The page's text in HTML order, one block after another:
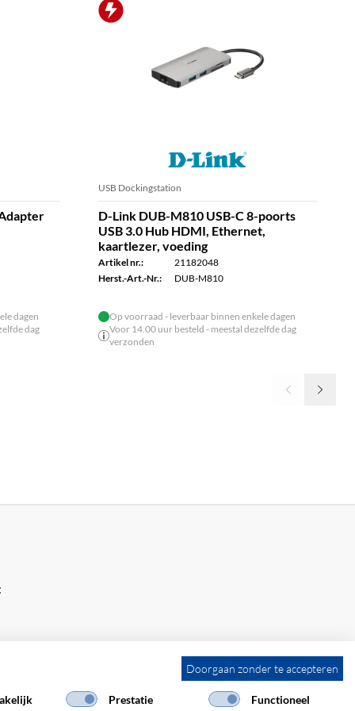
dagen
dag
USB Dockingstation
D-Link DUB-M810 USB-C 8-poorts
USB 3.0 Hub HDMI, Ethernet,
kaartlezer, voeding
Artikel nr.:
21182048
Herst.-Art.-Nr.:
DUB-M810
Op voorraad - leverbaar binnen enkele dagen
Voor 14.00 uur besteld - meestal dezelfde dag
verzonden
Doorgaan zonder te accepteren
Prestatie Functioneel